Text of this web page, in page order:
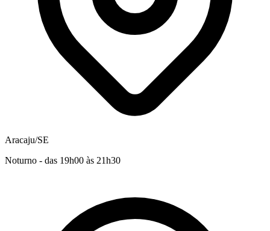
Aracaju/SE
Noturno - das 19h00 às 21h30